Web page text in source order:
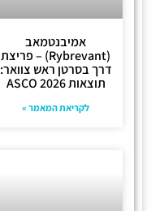
אמיבנטמאב
(Rybrevant) – פריצת
דרך בסרטן ראש צוואר:
תוצאות ASCO 2026
לקריאת המאמר »